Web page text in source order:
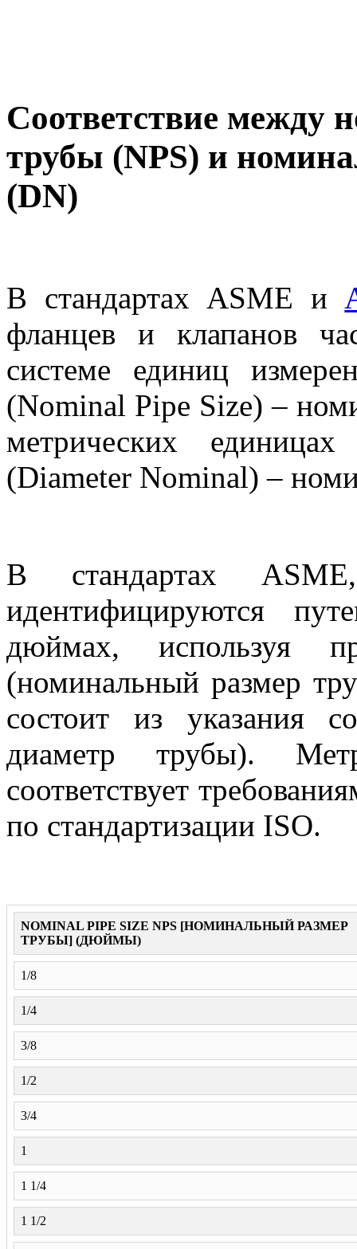
Соответствие между
трубы (NPS) и
(DN)
В стандартах ASME и
фланцев и клапанов
системе единиц
(Nominal Pipe Size) –
метрических
(Diameter Nominal) –
В стандартах
идентифицируются
дюймах, используя
(номинальный размер
состоит из указания
диаметр трубы).
соответствует
по стандартизации ISO.
NOMINAL PIPE SIZE NPS [НОМИНАЛЬНЫЙ РАЗМЕР
ТРУБЫ] (ДЮЙМЫ)
1/8
1/4
3/8
1/2
3/4
1
1 1/4
1 1/2